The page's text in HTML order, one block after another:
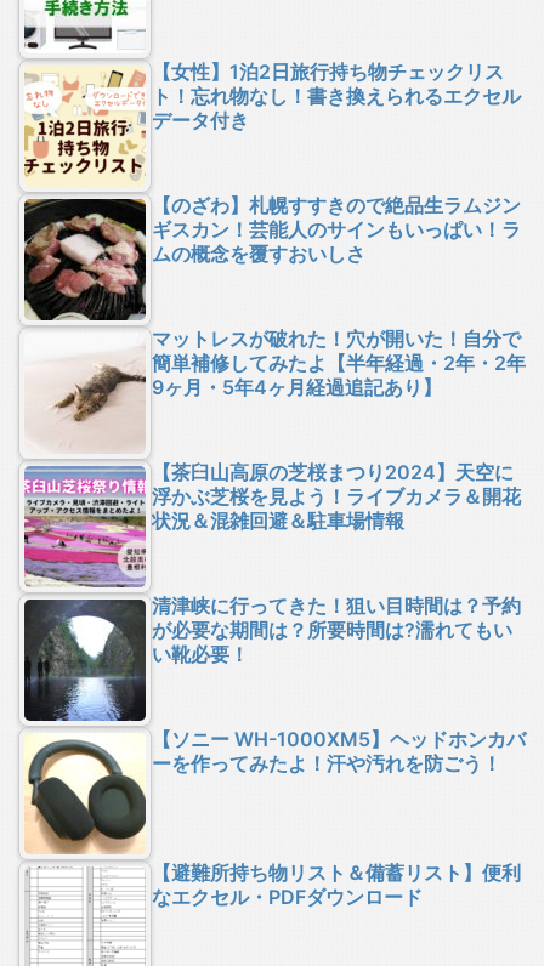
【女性】1泊2日旅行持ち物チェックリス
ト！忘れ物なし！書き換えられるエクセル
データ付き
【のざわ】札幌すすきので絶品生ラムジン
ギスカン！芸能人のサインもいっぱい！ラ
ムの概念を覆すおいしさ
マットレスが破れた！穴が開いた！自分で
簡単補修してみたよ【半年経過・2年・2年
9ヶ月・5年4ヶ月経過追記あり】
【茶臼山高原の芝桜まつり2024】天空に
浮かぶ芝桜を見よう！ライブカメラ＆開花
状況＆混雑回避＆駐車場情報
清津峡に行ってきた！狙い目時間は？予約
が必要な期間は？所要時間は?濡れてもい
い靴必要！
【ソニー WH-1000XM5】ヘッドホンカバ
ーを作ってみたよ！汗や汚れを防ごう！
【避難所持ち物リスト＆備蓄リスト】便利
なエクセル・PDFダウンロード